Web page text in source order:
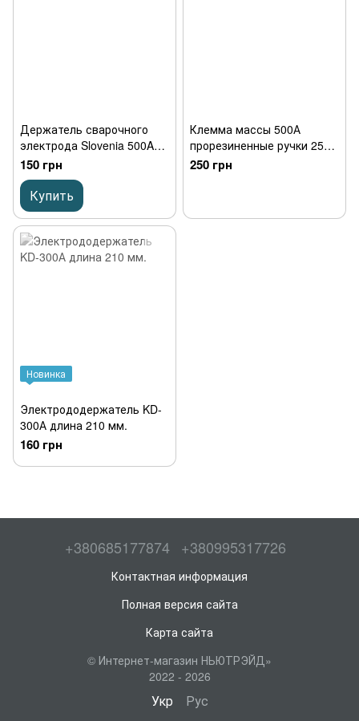
Держатель сварочного
электрода Slovenia 500A
длина 240 мм.
150 грн
Купить
Клемма массы 500А
прорезиненные ручки 250
мм
250 грн
Новинка
Электрододержатель KD-
300А длина 210 мм.
160 грн
+380685177874 +380995317726
Контактная информация
Полная версия сайта
Карта сайта
© Интернет-магазин НЬЮТРЭЙД»
2022 - 2026
Укр Рус